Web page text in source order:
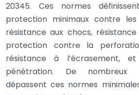
20345. Ces normes
protection minimaux contre les
résistance aux chocs,
protection contre la
résistance à l’écrasement,
pénétration. De nombreux
dépassent ces normes